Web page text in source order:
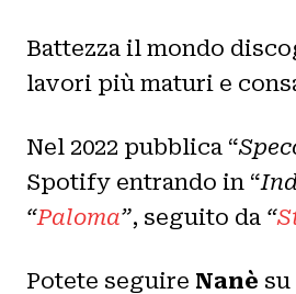
Battezza il mondo
lavori più maturi e
Nel 2022 pubblica “
Spotify entrando in “
“Paloma”, seguito da “
Potete seguire Nanè su